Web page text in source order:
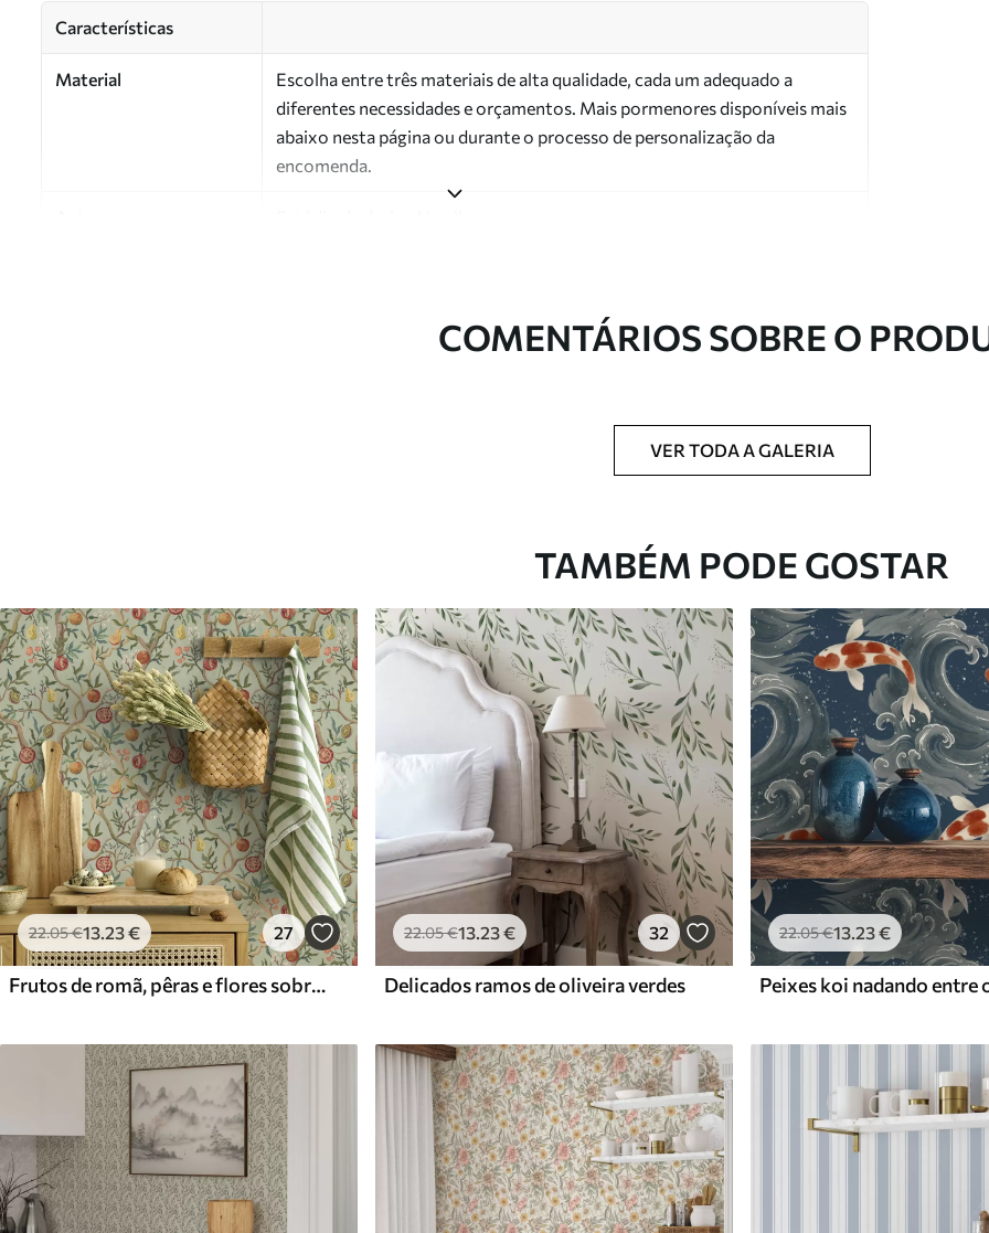
Características
Material
Escolha entre três materiais de alta qualidade, cada um adequado a
diferentes necessidades e orçamentos. Mais pormenores disponíveis mais
abaixo nesta página ou durante o processo de personalização da
encomenda.
Disponível com revestimento de verniz e/ou adesivo para papel de parede.
Pode ser limpo suavemente com uma esponja macia. Murais de parede
Materiais disponíveis
Standard
45.0027.00€/m²
Premium
56.67
Vinil Premium
65.0039 .00€/m²
COMENTÁRIOS SOBRE O
VER TODA A GALERIA
TAMBÉM PODE GOSTAR
22.05€13.23€ 27
Frutos de romã, pêras e flores sobre um fundo verde claro
22.05€13.23€ 32
Delicados ramos de oliveira verdes
22.05€13.23€